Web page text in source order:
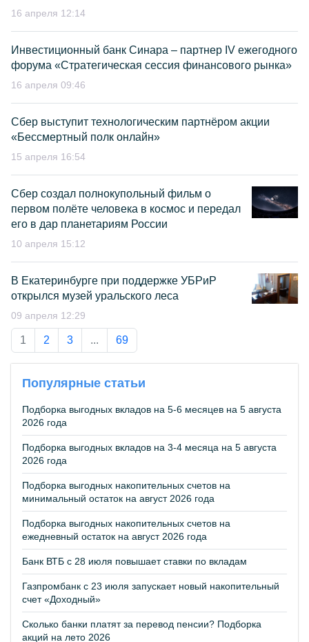
16 апреля 12:14
Инвестиционный банк Синара – партнер IV ежегодного
форума «Стратегическая сессия финансового рынка»
16 апреля 09:46
Сбер выступит технологическим партнёром акции
«Бессмертный полк онлайн»
15 апреля 16:54
Сбер создал полнокупольный фильм о
первом полёте человека в космос и передал
его в дар планетариям России
10 апреля 15:12
В Екатеринбурге при поддержке УБРиР
открылся музей уральского леса
09 апреля 12:29
1 2 3 ... 69
Популярные статьи
Подборка выгодных вкладов на 5-6 месяцев на 5 августа
2026 года
Подборка выгодных вкладов на 3-4 месяца на 5 августа
2026 года
Подборка выгодных накопительных счетов на
минимальный остаток на август 2026 года
Подборка выгодных накопительных счетов на
ежедневный остаток на август 2026 года
Банк ВТБ с 28 июля повышает ставки по вкладам
Газпромбанк с 23 июля запускает новый накопительный
счет «Доходный»
Сколько банки платят за перевод пенсии? Подборка
акций на лето 2026